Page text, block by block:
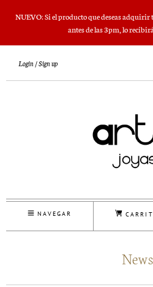
NUEVO: Si el producto que deseas
antes de las 3pm, lo
Login Sign up
NAVEGAR
News